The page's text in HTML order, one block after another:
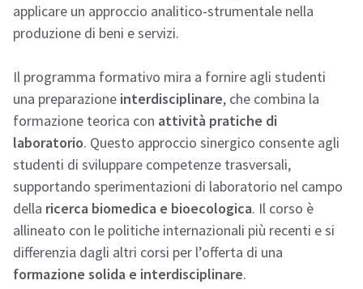
applicare un approccio analitico-strumentale nella
produzione di beni e servizi.
Il programma formativo mira a fornire agli studenti
una preparazione interdisciplinare, che combina la
formazione teorica con attività pratiche di
laboratorio. Questo approccio sinergico consente agli
studenti di sviluppare competenze trasversali,
supportando sperimentazioni di laboratorio nel campo
della ricerca biomedica e bioecologica. Il corso è
allineato con le politiche internazionali più recenti e si
differenzia dagli altri corsi per l’offerta di una
formazione solida e interdisciplinare.